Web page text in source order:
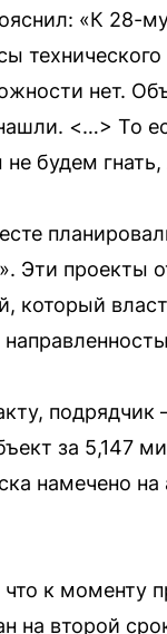
«К 28-
нет.
<…> То
будем
Эти проекты
который
за 5,147
намечено
к моменту
на второй